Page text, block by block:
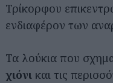
Τρίκορφου
ενδιαφέρον των
Τα λούκια που
χιόνι και τις